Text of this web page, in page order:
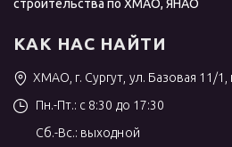
строительства по ХМАО, ЯНАО
КАК НАС НАЙТИ
ХМАО, г. Сургут, ул. Базовая 11/1,
Пн.-Пт.: с 8:30 до 17:30
Сб.-Вс.: выходной